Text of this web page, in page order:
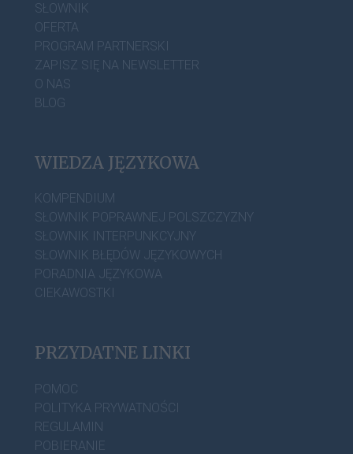
SŁOWNIK
OFERTA
PROGRAM PARTNERSKI
ZAPISZ SIĘ NA NEWSLETTER
O NAS
BLOG
WIEDZA JĘZYKOWA
KOMPENDIUM
SŁOWNIK POPRAWNEJ POLSZCZYZNY
SŁOWNIK INTERPUNKCYJNY
SŁOWNIK BŁĘDÓW JĘZYKOWYCH
PORADNIA JĘZYKOWA
CIEKAWOSTKI
PRZYDATNE LINKI
POMOC
POLITYKA PRYWATNOŚCI
REGULAMIN
POBIERANIE